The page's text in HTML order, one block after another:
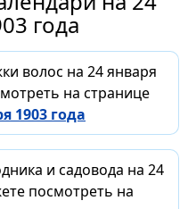
года
волос на 24 января
на странице
1903 года
и садовода на 24
посмотреть на